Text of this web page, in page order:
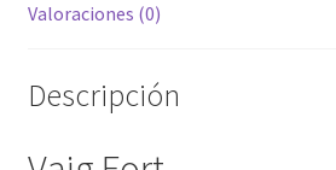
Valoraciones (0)
Descripción